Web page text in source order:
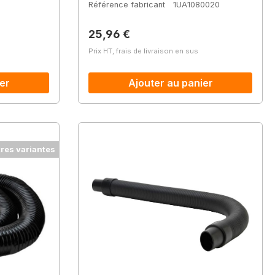
Référence fabricant
1UA1080020
Prix régulier :
25,96 €
Prix HT, frais de livraison en sus
Ajouter au panier
variantes